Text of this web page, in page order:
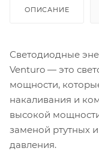
ОПИСАНИЕ
Светодиодные
Venturo — это
мощности,
накаливания и
высокой
заменой ртутных
давления.